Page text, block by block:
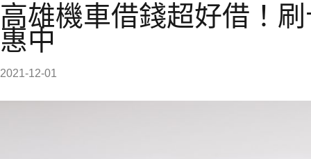
高雄機車借錢超好借！
惠中
2021-12-01